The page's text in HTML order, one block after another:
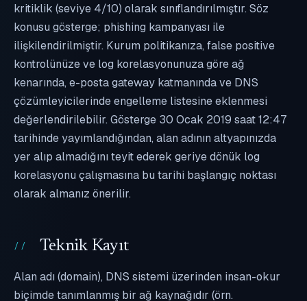
kritiklik (seviye 4/10) olarak sınıflandırılmıştır. Söz
konusu gösterge; phishing kampanyası ile
ilişkilendirilmiştir. Kurum politikanıza, false positive
kontrolünüze ve log korelasyonunuza göre ağ
kenarında, e-posta gateway katmanında ve DNS
çözümleyicilerinde engelleme listesine eklenmesi
değerlendirilebilir. Gösterge 30 Ocak 2019 saat 12:47
tarihinde yayımlandığından, alan adının altyapınızda
yer alıp almadığını teyit ederek geriye dönük log
korelasyonu çalışmasına bu tarihi başlangıç noktası
olarak almanız önerilir.
Teknik Kayıt
Alan adı (domain), DNS sistemi üzerinden insan-okur
biçimde tanımlanmış bir ağ kaynağıdır (örn.